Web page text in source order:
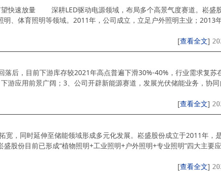
放量 深耕LED驱动电源领域，布局多个高景气度赛道。崧盛
、体育照明等领域。2011年，公司成立，立足户外照明主业；2013
[查看全文]
目前下游库存较2021年高点普遍下滑30%-40%，行业需求复苏在
游应用前景广阔；3、公司开辟新能源赛道，发展光伏储能业务，协同
[查看全文]
同时延伸至储能领域形成多元化发展。崧盛股份成立于2011年，
股份目前已形成“植物照明+工业照明+户外照明+专业照明”四大主要
[查看全文]